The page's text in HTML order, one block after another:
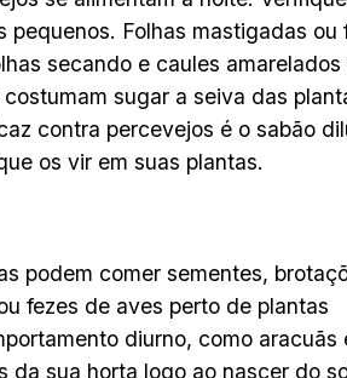
pequenos. Folhas mastigadas ou
secando e caules amarelados
sugar a seiva das
contra percevejos é o sabão
os vir em suas plantas.
podem comer sementes,
fezes de aves perto de plantas
diurno, como aracuãs
da sua horta logo ao nascer do